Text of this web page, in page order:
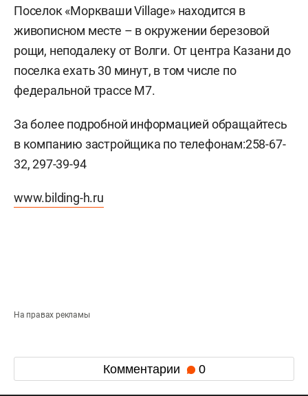
Поселок «Моркваши Village» находится в
живописном месте – в окружении березовой
рощи, неподалеку от Волги. От центра Казани до
поселка ехать 30 минут, в том числе по
федеральной трассе М7.
За более подробной информацией обращайтесь
в компанию застройщика по телефонам:258-67-
32, 297-39-94
www.bilding-h.ru
На правах рекламы
Комментарии 0